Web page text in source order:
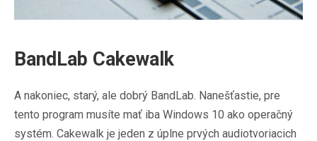
BandLab Cakewalk
A nakoniec, starý, ale dobrý BandLab. Nanešťastie, pre
tento program musíte mať iba Windows 10 ako operačný
systém. Cakewalk je jeden z úplne prvých audiotvoriacich